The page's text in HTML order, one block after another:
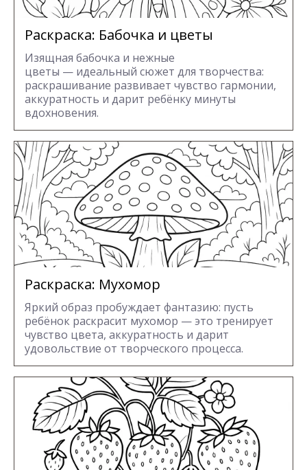
Раскраска: Бабочка и цветы
Изящная бабочка и нежные
цветы — идеальный сюжет для творчества:
раскрашивание развивает чувство гармонии,
аккуратность и дарит ребёнку минуты
вдохновения.
Раскраска: Мухомор
Яркий образ пробуждает фантазию: пусть
ребёнок раскрасит мухомор — это тренирует
чувство цвета, аккуратность и дарит
удовольствие от творческого процесса.